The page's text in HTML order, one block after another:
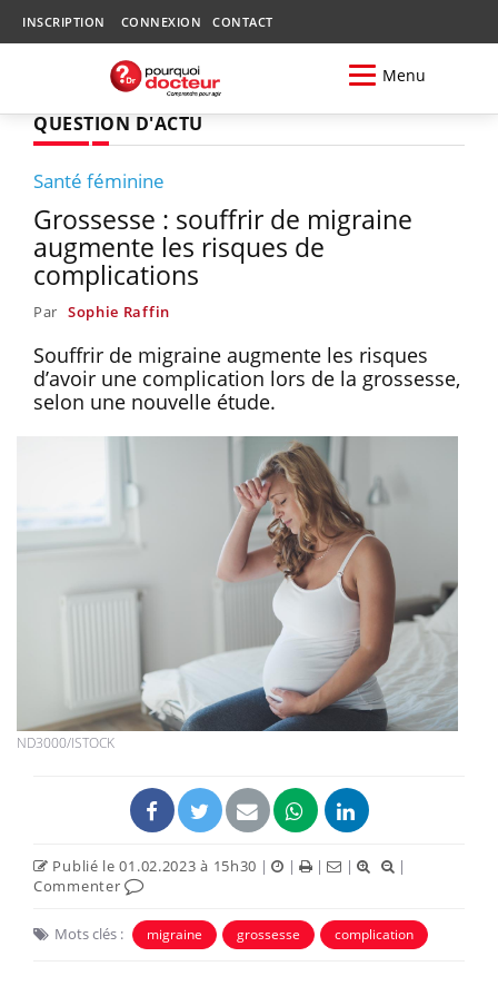
INSCRIPTION CONNEXION CONTACT
Menu
QUESTION D'ACTU
Santé féminine
Grossesse : souffrir de migraine
augmente les risques de
complications
Par Sophie Raffin
Souffrir de migraine augmente les risques
d’avoir une complication lors de la grossesse,
selon une nouvelle étude.
ND3000/ISTOCK
Publié le 01.02.2023 à 15h30 | | | |
|
Commenter
Mots clés : migraine grossesse complication